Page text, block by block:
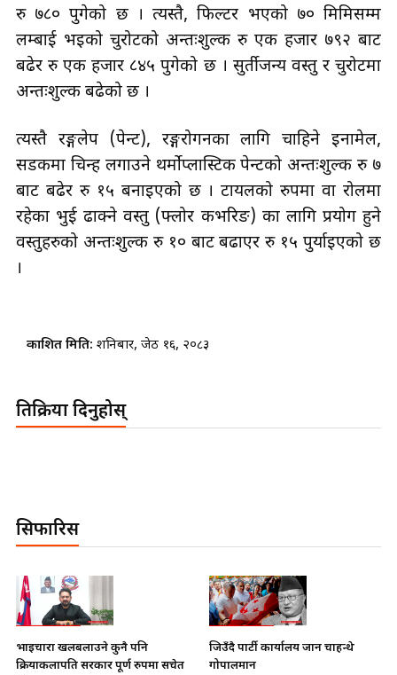
रु ७८० पुगेको छ । त्यस्तै, फिल्टर भएको ७० मिमिसम्म
लम्बाई भइको चुरोटको अन्तःशुल्क रु एक हजार ७९२ बाट
बढेर रु एक हजार ८४५ पुगेको छ । सुर्तीजन्य वस्तु र चुरोटमा
अन्तःशुल्क बढेको छ ।
त्यस्तै रङ्गलेप (पेन्ट), रङ्गरोगनका लागि चाहिने इनामेल,
सडकमा चिन्ह लगाउने थर्मोप्लास्टिक पेन्टको अन्तःशुल्क रु ७
बाट बढेर रु १५ बनाइएको छ । टायलको रुपमा वा रोलमा
रहेका भुई ढाक्ने वस्तु (फ्लोर कभरिङ) का लागि प्रयोग हुने
वस्तुहरुको अन्तःशुल्क रु १० बाट बढाएर रु १५ पुर्याइएको छ
।
प्रकाशित मिति: शनिबार, जेठ १६, २०८३
प्रतिक्रिया दिनुहोस्
सिफारिस
भाइचारा खलबलाउने कुनै पनि
क्रियाकलापप्रति सरकार पूर्ण रुपमा सचेत
जिउँदै पार्टी कार्यालय जान चाहन्थे
गोपालमान